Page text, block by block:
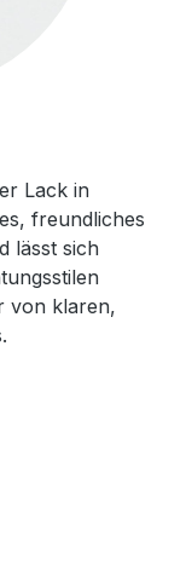
Lack in
freundliches
lässt sich
von klaren,